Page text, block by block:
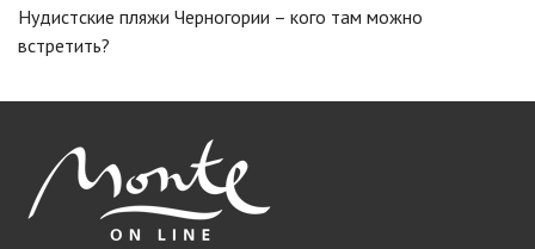
Нудистские пляжи Черногории – кого там можно
встретить?